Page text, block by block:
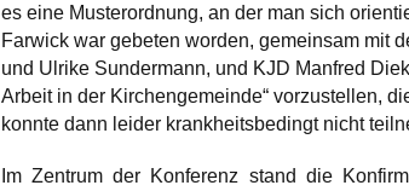
es eine Musterordnung, an der man sich
Farwick war gebeten worden, gemeinsam mit
und Ulrike Sundermann, und KJD Manfred
Arbeit in der Kirchengemeinde“ vorzustellen,
konnte dann leider krankheitsbedingt nicht
Im Zentrum der Konferenz stand die